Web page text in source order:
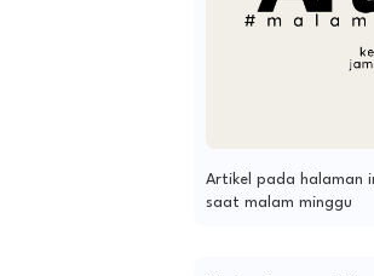
Artikel pada halaman
saat malam minggu